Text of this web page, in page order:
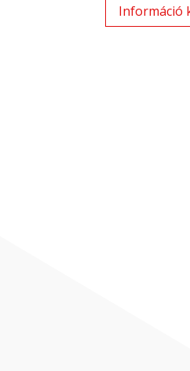
Információ